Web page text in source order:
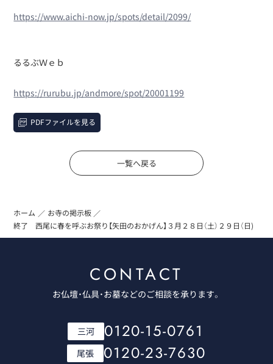
https://www.aichi-now.jp/spots/detail/2099/
るるぶＷｅｂ
https://rurubu.jp/andmore/spot/20001199
PDFファイルを見る
一覧へ戻る
ホーム
お寺の掲示板
終了 西尾に春を呼ぶお祭り【矢田のおかげん】３月２８日（土）２９日（日)
CONTACT
お仏壇・仏具・お墓などのご相談を承ります。
三河 0120-15-0761
尾張 0120-23-7630